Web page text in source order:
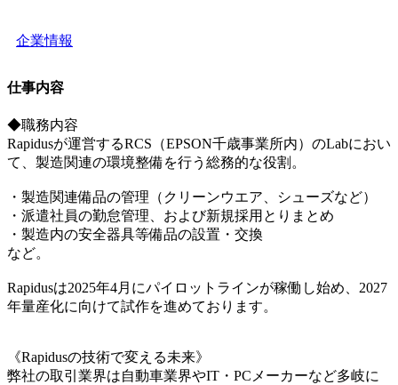
企業情報
仕事内容
◆職務内容
Rapidusが運営するRCS（EPSON千歳事業所内）のLabにおい
て、製造関連の環境整備を行う総務的な役割。
・製造関連備品の管理（クリーンウエア、シューズなど）
・派遣社員の勤怠管理、および新規採用とりまとめ
・製造内の安全器具等備品の設置・交換
など。
Rapidusは2025年4月にパイロットラインが稼働し始め、2027
年量産化に向けて試作を進めております。
《Rapidusの技術で変える未来》
弊社の取引業界は自動車業界やIT・PCメーカーなど多岐に